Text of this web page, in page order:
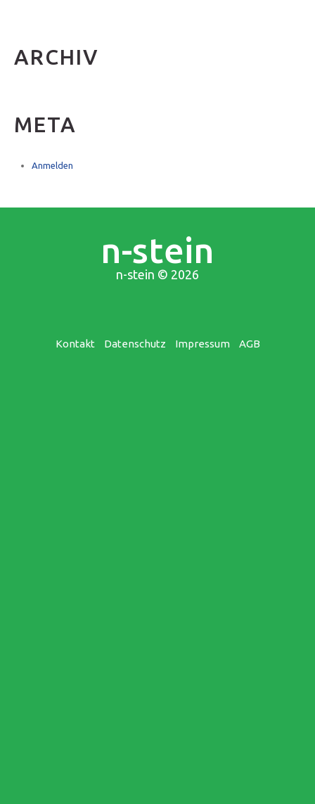
ARCHIV
META
Anmelden
n-stein
n-stein © 2026
Kontakt Datenschutz Impressum AGB